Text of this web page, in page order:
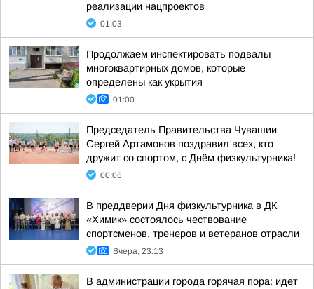
реализации нацпроектов
01:03
Продолжаем инспектировать подвалы
многоквартирных домов, которые
определены как укрытия
01:00
Председатель Правительства Чувашии
Сергей Артамонов поздравил всех, кто
дружит со спортом, с Днём физкультурника!
00:06
В преддверии Дня физкультурника в ДК
«Химик» состоялось чествование
спортсменов, тренеров и ветеранов отрасли
Вчера, 23:13
В администрации города горячая пора: идет